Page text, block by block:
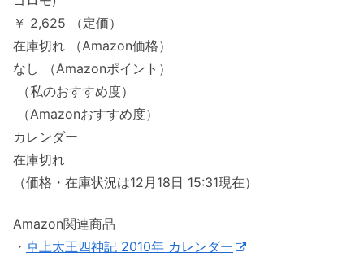
￥ 2,625 （定価）
在庫切れ （Amazon価格）
なし （Amazonポイント）
（私のおすすめ度）
（Amazonおすすめ度）
カレンダー
在庫切れ
（価格・在庫状況は12月18日 15:31現在）
Amazon関連商品
・ 卓上太王四神記 2010年 カレンダー